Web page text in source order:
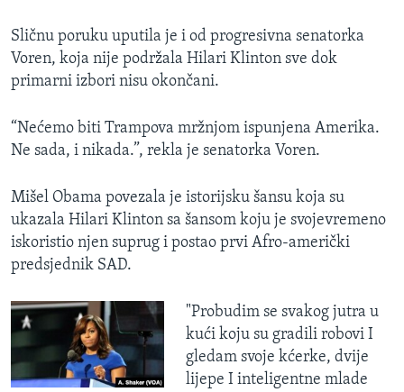
Sličnu poruku uputila je i od progresivna senatorka
Voren, koja nije podržala Hilari Klinton sve dok
primarni izbori nisu okončani.
“Nećemo biti Trampova mržnjom ispunjena Amerika.
Ne sada, i nikada.”, rekla je senatorka Voren.
Mišel Obama povezala je istorijsku šansu koja su
ukazala Hilari Klinton sa šansom koju je svojevremeno
iskoristio njen suprug i postao prvi Afro-američki
predsjednik SAD.
"Probudim se svakog jutra u
kući koju su gradili robovi I
gledam svoje kćerke, dvije
lijepe I inteligentne mlade